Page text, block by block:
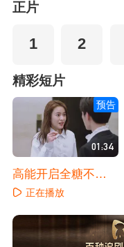
正片
1 2
精彩短片
01:34
预告
高能开启全糖不
腻！正在播放